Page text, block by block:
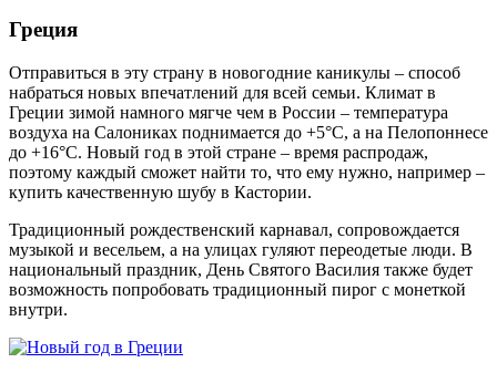
Греция
Отправиться в эту страну в новогодние каникулы – способ
набраться новых впечатлений для всей семьи. Климат в
Греции зимой намного мягче чем в России – температура
воздуха на Салониках поднимается до +5°C, а на Пелопоннесе
до +16°C. Новый год в этой стране – время распродаж,
поэтому каждый сможет найти то, что ему нужно, например –
купить качественную шубу в Кастории.
Традиционный рождественский карнавал, сопровождается
музыкой и весельем, а на улицах гуляют переодетые люди. В
национальный праздник, День Святого Василия также будет
возможность попробовать традиционный пирог с монеткой
внутри.